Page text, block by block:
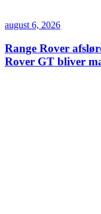
august 6, 2026
Range Rover
Rover GT bliver